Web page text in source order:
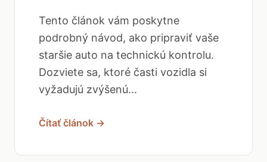
Tento článok vám poskytne
podrobný návod, ako pripraviť vaše
staršie auto na technickú kontrolu.
Dozviete sa, ktoré časti vozidla si
vyžadujú zvýšenú...
Čítať článok →